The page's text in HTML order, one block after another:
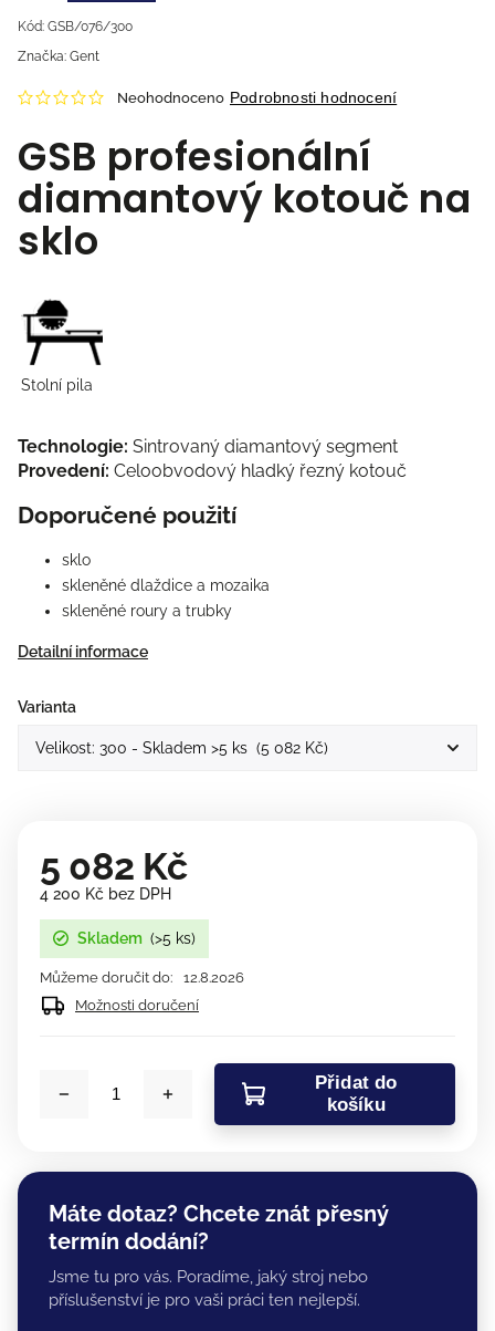
Kód: GSB/076/300
Neohodnoceno Podrobnosti hodnocení
GSB profesionální
diamantový kotouč na
sklo
Stolní pila
Technologie: Sintrovaný diamantový segment
Provedení: Celoobvodový hladký řezný kotouč
Doporučené použití
sklo
skleněné dlaždice a mozaika
skleněné roury a trubky
Detailní informace
Značka: Gent
Varianta
5 082 Kč
4 200 Kč bez DPH
Skladem (>5 ks)
Můžeme doručit do:
12.8.2026
Možnosti doručení
Přidat do
košíku
Máte dotaz? Chcete znát přesný
termín dodání?
Jsme tu pro vás. Poradíme, jaký stroj nebo
příslušenství je pro vaši práci ten nejlepší.